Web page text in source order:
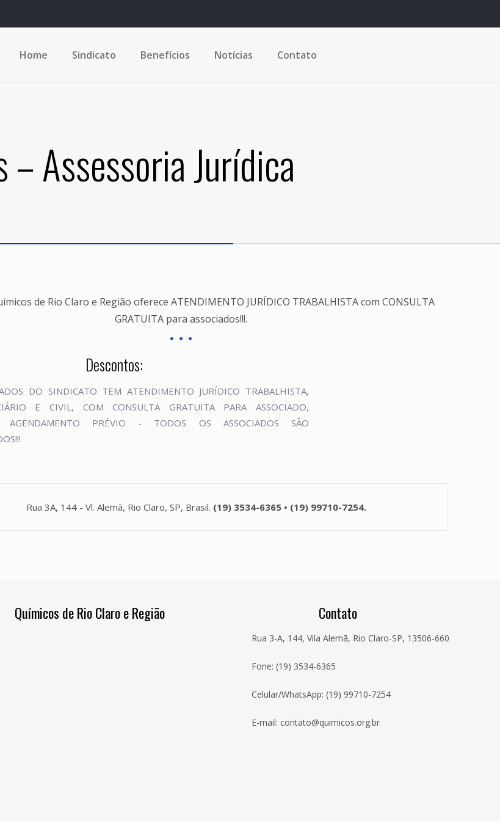
Home Sindicato Benefícios Notícias Contato
– Assessoria Jurídica
de Rio Claro e Região oferece ATENDIMENTO JURÍDICO TRABALHISTA com CONSULTA
GRATUITA para associados!!!.
Descontos:
DO SINDICATO TEM ATENDIMENTO JURÍDICO TRABALHISTA,
E CIVIL, COM CONSULTA GRATUITA PARA ASSOCIADO,
AGENDAMENTO PRÉVIO - TODOS OS ASSOCIADOS SÃO
Rua 3A, 144 - Vl. Alemã, Rio Claro, SP, Brasil. (19) 3534-6365 • (19) 99710-7254.
Químicos de Rio Claro e Região Contato
Rua 3-A, 144, Vila Alemã, Rio Claro-SP, 13506-660
Fone: (19) 3534-6365
Celular/WhatsApp: (19) 99710-7254
E-mail: contato@quimicos.org.br